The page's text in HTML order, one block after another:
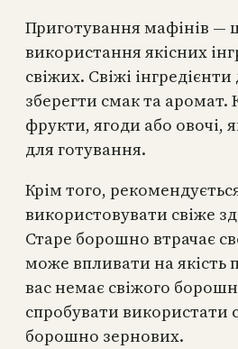
Приготування мафінів —
використання якісних
свіжих. Свіжі
зберегти смак та аромат.
фрукти, ягоди або овочі,
для готування.
Крім того,
використовувати свіже
Старе борошно втрачає
може впливати на якість
вас немає свіжого
спробувати використати
борошно зернових.